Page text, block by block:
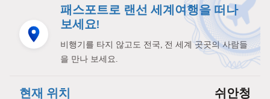
패스포트로 랜선 세계여행을 떠나
보세요!
비행기를 타지 않고도 전국, 전 세계 곳곳의 사람들
을 만나 보세요.
현재 위치 쉬안청